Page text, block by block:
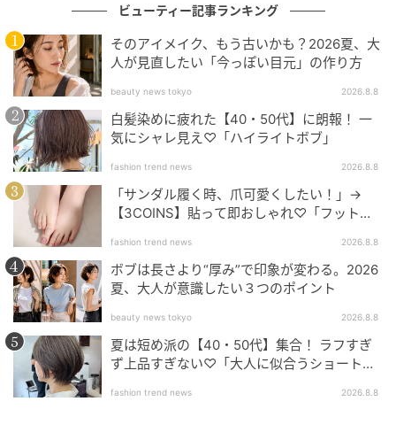
ビューティー記事ランキング
そのアイメイク、もう古いかも？2026夏、大
人が見直したい「今っぽい目元」の作り方
beauty news tokyo 2026.8.8
白髪染めに疲れた【40・50代】に朗報！ 一
気にシャレ見え♡「ハイライトボブ」
fashion trend news 2026.8.8
「サンダル履く時、爪可愛くしたい！」→
【3COINS】貼って即おしゃれ♡「フット用
fashion trend news 2026.8.8
ボブは長さより“厚み”で印象が変わる。2026
夏、大人が意識したい３つのポイント
beauty news tokyo 2026.8.8
夏は短め派の【40・50代】集合！ ラフすぎ
ず上品すぎない♡「大人に似合うショートボ
fashion trend news 2026.8.8